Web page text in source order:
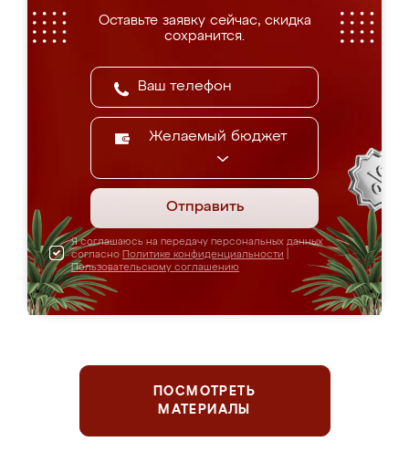
Оставьте заявку сейчас, скидка
сохранится.
Желаемый бюджет
Отправить
Я соглашаюсь на передачу персональных данных
согласно Политике конфиденциальности
Пользовательскому соглашению
ПОСМОТРЕТЬ
МАТЕРИАЛЫ